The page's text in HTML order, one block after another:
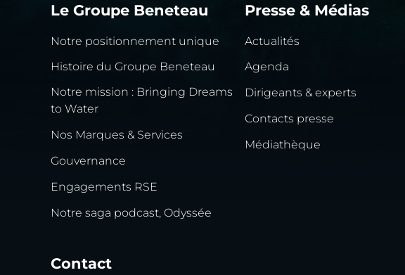
Le Groupe Beneteau
Notre positionnement unique
Histoire du Groupe Beneteau
Notre mission : Bringing Dreams
to Water
Nos Marques & Services
Gouvernance
Engagements RSE
Notre saga podcast, Odyssée
Presse & Médias
Actualités
Agenda
Dirigeants & experts
Contacts presse
Médiathèque
Contact